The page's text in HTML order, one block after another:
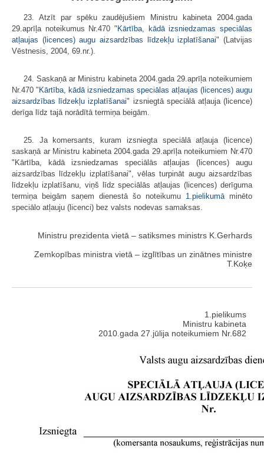
23. Atzīt par spēku zaudējušiem Ministru kabineta 2004.gada
29.aprīļa noteikumus Nr.470 "Kārtība, kādā izsniedzamas speciālas
atļaujas (licences) augu aizsardzības līdzekļu izplatīšanai" (Latvijas
Vēstnesis, 2004, 69.nr.).
24. Saskaņā ar Ministru kabineta 2004.gada 29.aprīļa noteikumiem
Nr.470 "Kārtība, kādā izsniedzamas speciālas atļaujas (licences) augu
aizsardzības līdzekļu izplatīšanai" izsniegtā speciālā atļauja (licence)
derīga līdz tajā norādītā termiņa beigām.
25. Ja komersants, kuram izsniegta speciālā atļauja (licence)
saskaņā ar Ministru kabineta 2004.gada 29.aprīļa noteikumiem Nr.470
"Kārtība, kādā izsniedzamas speciālās atļaujas (licences) augu
aizsardzības līdzekļu izplatīšanai", vēlas turpināt augu aizsardzības
līdzekļu izplatīšanu, viņš līdz speciālās atļaujas (licences) derīguma
termiņa beigām saņem dienestā šo noteikumu 1.pielikumā minēto
speciālo atļauju (licenci) bez valsts nodevas samaksas.
Ministru prezidenta vietā – satiksmes ministrs K.Gerhards
Zemkopības ministra vietā – izglītības un zinātnes ministre
T.Koķe
1.pielikums
Ministru kabineta
2010.gada 27.jūlija noteikumiem Nr.682